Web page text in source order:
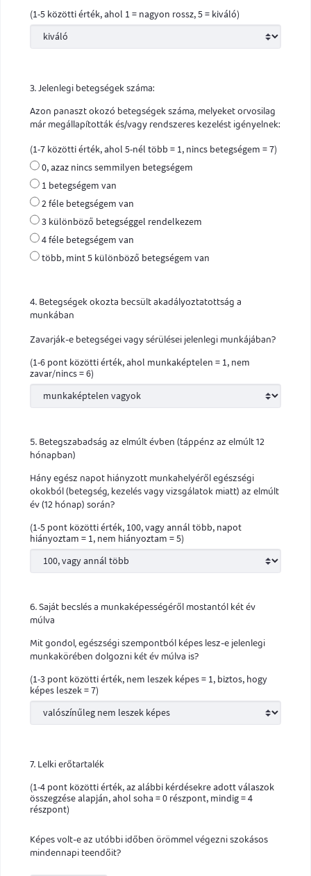
(1-5 közötti érték, ahol 1 = nagyon rossz, 5 = kiváló)
3. Jelenlegi betegségek száma:
Azon panaszt okozó betegségek száma, melyeket orvosilag
már megállapították és/vagy rendszeres kezelést igényelnek:
(1-7 közötti érték, ahol 5-nél több = 1, nincs betegségem = 7)
0, azaz nincs semmilyen betegségem
1 betegségem van
2 féle betegségem van
3 különböző betegséggel rendelkezem
4 féle betegségem van
több, mint 5 különböző betegségem van
4. Betegségek okozta becsült akadályoztatottság a
munkában
Zavarják-e betegségei vagy sérülései jelenlegi munkájában?
(1-6 pont közötti érték, ahol munkaképtelen = 1, nem
zavar/nincs = 6)
5. Betegszabadság az elmúlt évben (táppénz az elmúlt 12
hónapban)
Hány egész napot hiányzott munkahelyéről egészségi
okokból (betegség, kezelés vagy vizsgálatok miatt) az elmúlt
év (12 hónap) során?
(1-5 pont közötti érték, 100, vagy annál több, napot
hiányoztam = 1, nem hiányoztam = 5)
6. Saját becslés a munkaképességéről mostantól két év
múlva
Mit gondol, egészségi szempontból képes lesz-e jelenlegi
munkakörében dolgozni két év múlva is?
(1-3 pont közötti érték, nem leszek képes = 1, biztos, hogy
képes leszek = 7)
7. Lelki erőtartalék
(1-4 pont közötti érték, az alábbi kérdésekre adott válaszok
összegzése alapján, ahol soha = 0 részpont, mindig = 4
részpont)
Képes volt-e az utóbbi időben örömmel végezni szokásos
mindennapi teendőit?